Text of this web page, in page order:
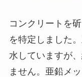
コンクリートを
を特定しました
水していますが
ません。亜鉛メ